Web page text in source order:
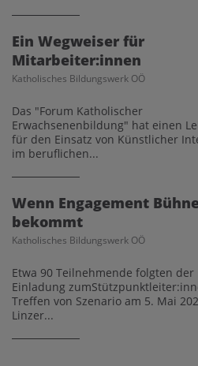
Ein Wegweiser für
Mitarbeiter:innen
Katholisches Bildungswerk OÖ
Das "Forum Katholischer
Erwachsenenbildung" hat einen
für den Einsatz von Künstlicher
im beruflichen...
Wenn Engagement
bekommt
Katholisches Bildungswerk OÖ
Etwa 90 Teilnehmende folgten der
Einladung
Treffen von Szenario am 5. Mai
Linzer...